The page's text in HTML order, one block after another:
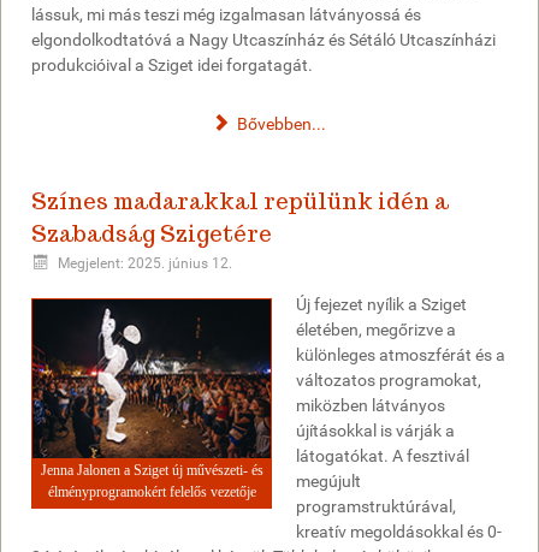
lássuk, mi más teszi még izgalmasan látványossá és
elgondolkodtatóvá a Nagy Utcaszínház és Sétáló Utcaszínházi
produkcióival a Sziget idei forgatagát.
Bővebben...
Színes madarakkal repülünk idén a
Szabadság Szigetére
Megjelent: 2025. június 12.
Jenna Jalonen a Sziget új művészeti- és
élményprogramokért felelős vezetője
Új fejezet nyílik a Sziget
életében, megőrizve a
különleges atmoszférát és a
változatos programokat,
miközben látványos
újításokkal is várják a
látogatókat. A fesztivál
megújult
programstruktúrával,
kreatív megoldásokkal és 0-